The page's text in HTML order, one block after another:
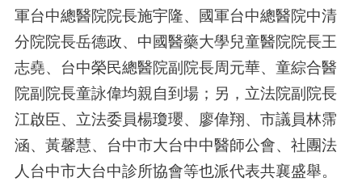
軍台中總醫院院長施宇隆、國軍台中總醫院中清
分院院長岳德政、中國醫藥大學兒童醫院院長王
志堯、台中榮民總醫院副院長周元華、童綜合醫
院副院長童詠偉均親自到場；另，立法院副院長
江啟臣、立法委員楊瓊瓔、廖偉翔、市議員林霈
涵、黃馨慧、台中市大台中中醫師公會、社團法
人台中市大台中診所協會等也派代表共襄盛舉。